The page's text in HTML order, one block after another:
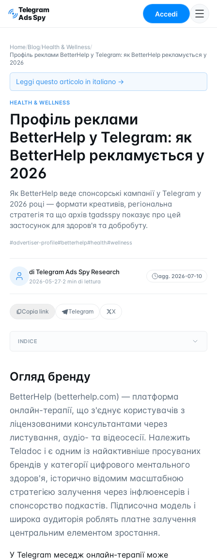
Telegram
Ads Spy
Accedi
Home/Blog/Health & Wellness/
Профіль реклами BetterHelp у Telegram: як BetterHelp рекламується у
2026
Leggi questo articolo in italiano →
HEALTH & WELLNESS
Профіль реклами
BetterHelp у Telegram: як
BetterHelp рекламується у
2026
Як BetterHelp веде спонсорські кампанії у Telegram у
2026 році — формати креативів, регіональна
стратегія та що архів tgadsspy показує про цей
застосунок для здоров'я та добробуту.
#advertiser-profile#betterhelp#health#wellness
diTelegram Ads Spy Research
2026-05-27·2 min di lettura
agg. 2026-07-10
Copia link Telegram X
INDICE
Огляд бренду
BetterHelp (betterhelp.com) — платформа
онлайн-терапії, що з'єднує користувачів з
ліцензованими консультантами через
листування, аудіо- та відеосесії. Належить
Teladoc і є одним із найактивніше просуваних
брендів у категорії цифрового ментального
здоров'я, історично відомим масштабною
стратегією залучення через інфлюенсерів і
спонсорство подкастів. Підписочна модель і
широка аудиторія роблять платне залучення
центральним елементом зростання.
У Telegram меседж онлайн-терапії може